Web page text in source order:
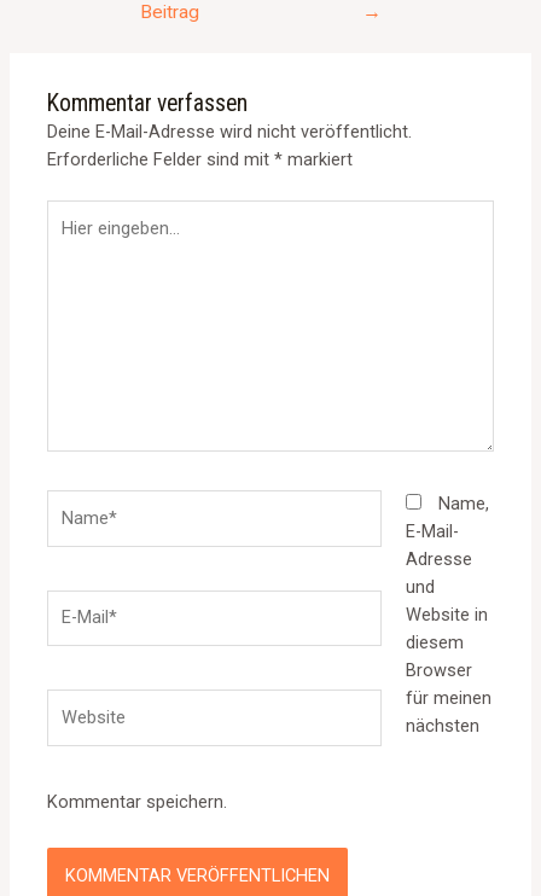
Beitrag
→
Kommentar verfassen
Deine E-Mail-Adresse wird nicht veröffentlicht.
Erforderliche Felder sind mit* markiert
eingeben…
Mail*
Name,
E-Mail-
Adresse
und
Website in
diesem
Browser
für meinen
nächsten
Kommentar speichern.